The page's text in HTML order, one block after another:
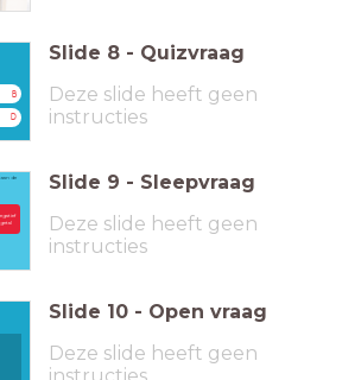
B
D
Slide 8 - Quizvraag
Deze slide heeft geen
instructies
de
getal
Slide 9 - Sleepvraag
Deze slide heeft geen
instructies
Slide 10 - Open vraag
Deze slide heeft geen
instructies